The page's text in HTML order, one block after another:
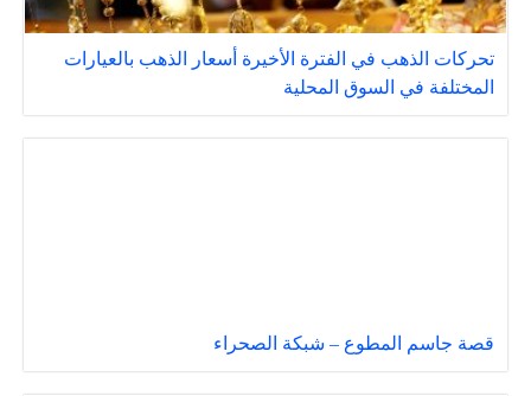
تحركات الذهب في الفترة الأخيرة أسعار الذهب بالعيارات
المختلفة في السوق المحلية
قصة جاسم المطوع – شبكة الصحراء